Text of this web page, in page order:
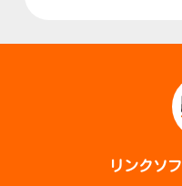
リンクソ